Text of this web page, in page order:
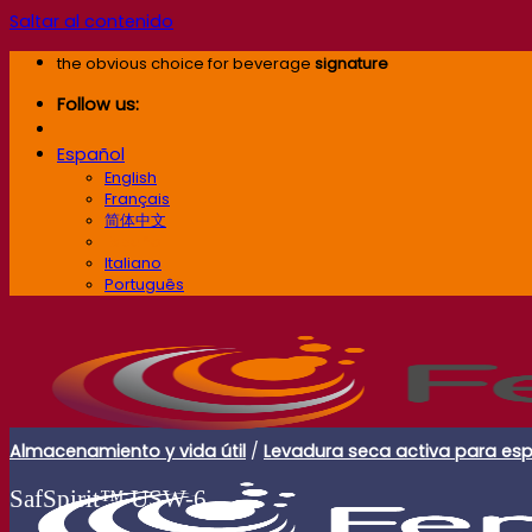
Saltar al contenido
the obvious choice for beverage signature
Follow us:
Español
English
Français
简体中文
Italiano
Português
Almacenamiento y vida útil / Levadura seca activa para
SafSpirit™ USW-6